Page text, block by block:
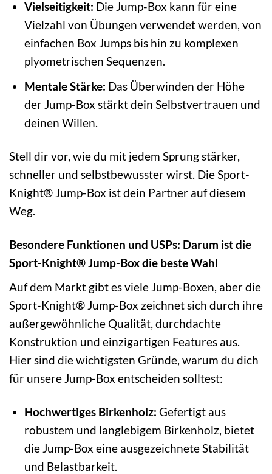
Vielseitigkeit: Die Jump-Box kann für eine
Vielzahl von Übungen verwendet werden, von
einfachen Box Jumps bis hin zu komplexen
plyometrischen Sequenzen.
Mentale Stärke: Das Überwinden der Höhe
der Jump-Box stärkt dein Selbstvertrauen und
deinen Willen.
Stell dir vor, wie du mit jedem Sprung stärker,
schneller und selbstbewusster wirst. Die Sport-
Knight® Jump-Box ist dein Partner auf diesem
Weg.
Besondere Funktionen und USPs: Darum ist die
Sport-Knight® Jump-Box die beste Wahl
Auf dem Markt gibt es viele Jump-Boxen, aber die
Sport-Knight® Jump-Box zeichnet sich durch ihre
außergewöhnliche Qualität, durchdachte
Konstruktion und einzigartigen Features aus.
Hier sind die wichtigsten Gründe, warum du dich
für unsere Jump-Box entscheiden solltest:
Hochwertiges Birkenholz: Gefertigt aus
robustem und langlebigem Birkenholz, bietet
die Jump-Box eine ausgezeichnete Stabilität
und Belastbarkeit.